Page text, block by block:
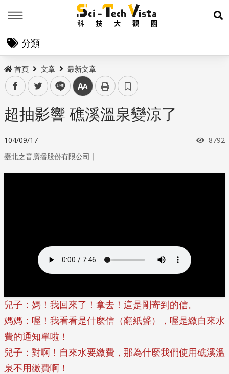
展
分類
首頁 文章 最新文章
facebooktwitter line 中
超抽影響 礁溪溫泉變涼了
104/09/17 瀏覽
8792
臺北之音廣播股份有限公司 ｜
兒子：媽！我回來了！拿去！這是剛寄到的信。
媽媽：喔！我看看是什麼信（翻紙聲），喔是繳自來水
費的通知單啦！
兒子：對啊！自來水要繳費，那為什麼我們使用礁溪溫
泉不用繳費啊！